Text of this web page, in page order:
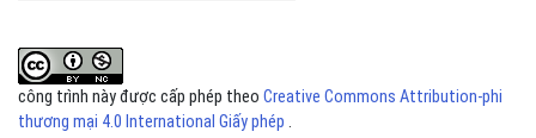
công trình này được cấp phép theo Creative Commons Attribution-phi
thương mại 4.0 International Giấy phép .